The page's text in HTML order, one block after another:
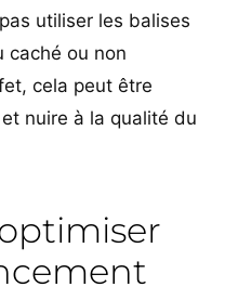
utiliser les balises
caché ou non
cela peut être
nuire à la qualité du